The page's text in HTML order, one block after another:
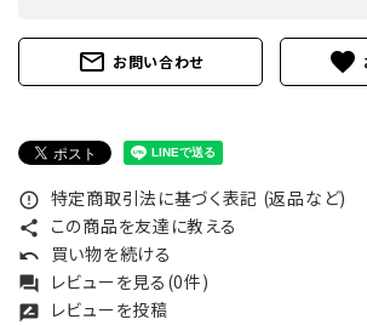
mail_outline お問い合わせ favorite
error_outline 特定商取引法に基づく表記 (返品など)
share この商品を友達に教える
undo 買い物を続ける
forum レビューを見る(0件)
rate_review レビューを投稿